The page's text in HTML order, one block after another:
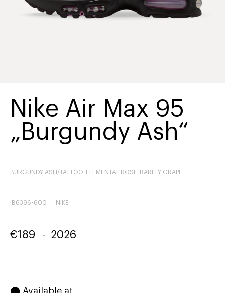
Nike Air Max 95
„Burgundy Ash“
BURGUNDY ASH/TATTOO-ELEMENTAL ROSE-BARELY GRAPE
IB6396-600 NIKE
€189 - 2026
⬤ Available at